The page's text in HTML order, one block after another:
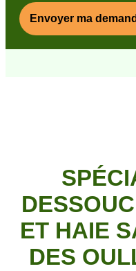
ET HAIE
DES